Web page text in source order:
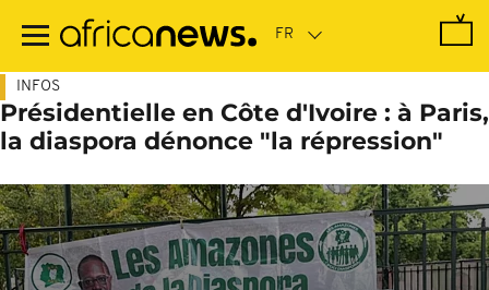
contenu
INFOS
Présidentielle en Côte d'Ivoire : à Paris,
la diaspora dénonce "la répression"